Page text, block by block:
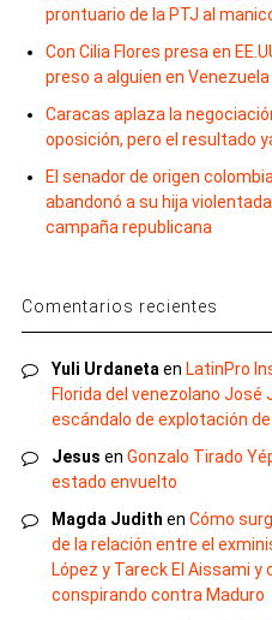
prontuario de la PTJ al
Con Cilia Flores presa en
preso a alguien en Venezuela
Caracas aplaza la
oposición, pero el resultado
El senador de origen
abandonó a su hija
campaña republicana
Comentarios recientes
Yuli Urdaneta en LatinPro
Florida del venezolano José
escándalo de explotación
Jesus en Gonzalo Tirado
estado envuelto
Magda Judith en Cómo
de la relación entre el
López y Tareck El Aissami
conspirando contra Maduro